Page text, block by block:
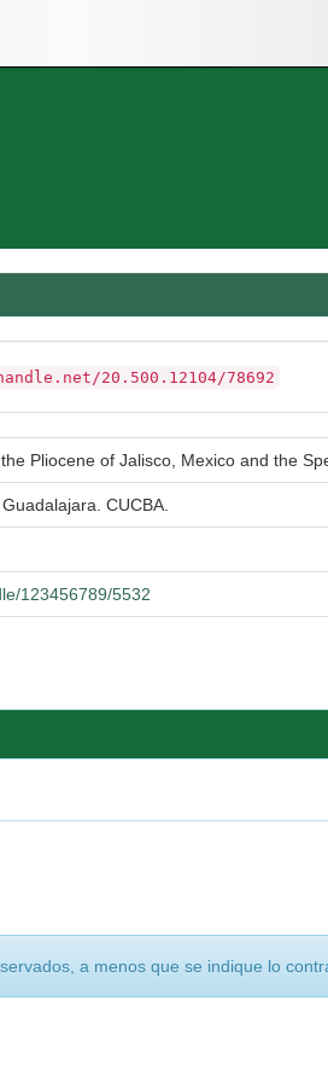
20.500.12104/78692
Pliocene of Jalisco, Mexico and the
CUCBA.
123456789/5532
a menos que se indique lo